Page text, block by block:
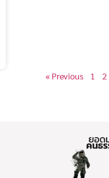
« Previous 1 2